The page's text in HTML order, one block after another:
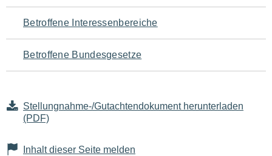
für
den
Seiteninhalt
Betroffene Interessenbereiche
Betroffene Bundesgesetze
Stellungnahme-/Gutachtendokument herunterladen
(PDF)
Inhalt dieser Seite melden